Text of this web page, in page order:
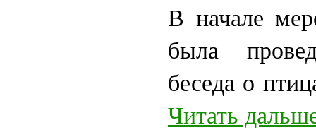
В начале
была
беседа о
Читать